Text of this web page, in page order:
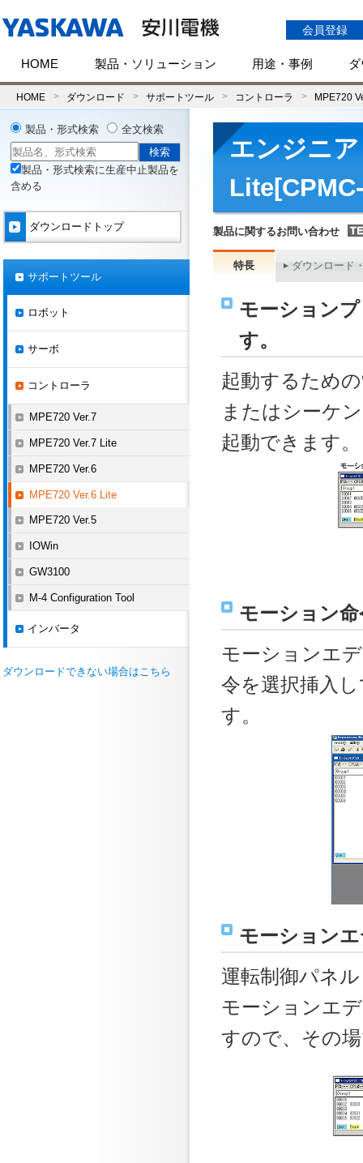
会員登録
HOME 製品・ソリューション 用途・事例
HOME ダウンロード サポートツール コントローラ MPE720
エンジニ
製品に関するお問い合わせ
特長 ダウンロード
モーション
す。
起動するため
またはシーケ
起動できます。
モーション
モーションエ
令を選択挿入
す。
モーション
運転制御パネル
モーションエ
すので、その
製品・形式検索 全文検索
製品・形式検索に生産中止製品を
含める
ダウンロードトップ
サポートツール
ロボット
サーボ
コントローラ
MPE720 Ver.7
MPE720 Ver.7 Lite
MPE720 Ver.6
MPE720 Ver.6 Lite
MPE720 Ver.5
IOWin
GW3100
M-4 Configuration Tool
インバータ
ダウンロードできない場合はこちら